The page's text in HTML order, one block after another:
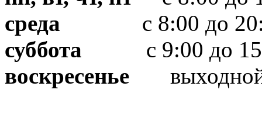
среда с 8:00 до
суббота с 9:00 до
воскресенье